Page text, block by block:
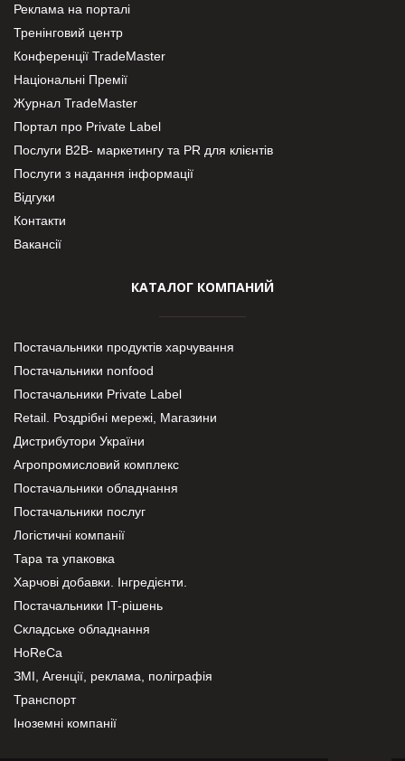
Реклама на порталі
Тренінговий центр
Конференції TradeMaster
Національні Премії
Журнал TradeMaster
Портал про Private Label
Послуги В2В- маркетингу та PR для клієнтів
Послуги з надання інформації
Відгуки
Контакти
Вакансії
КАТАЛОГ КОМПАНИЙ
Постачальники продуктів харчування
Постачальники nonfood
Постачальники Private Label
Retail. Роздрібні мережі, Магазини
Дистрибутори України
Агропромисловий комплекс
Постачальники обладнання
Постачальники послуг
Логістичні компанії
Тара та упаковка
Харчові добавки. Інгредієнти.
Постачальники IT-рішень
Складське обладнання
HoReCa
ЗМІ, Агенції, реклама, поліграфія
Транспорт
Іноземні компанії